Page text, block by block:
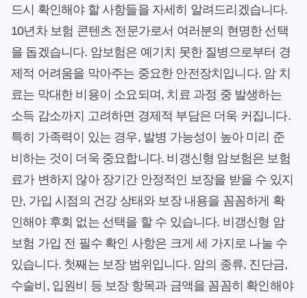
드시 확인해야 할 사항들을 자세히 알려드리겠습니다.
10년차 보험 콘텐츠 전문가로서 여러분의 현명한 선택
을 돕겠습니다. 암보험은 예기치 못한 질병으로부터 경
제적 어려움을 막아주는 중요한 안전장치입니다. 암 치
료는 막대한 비용이 소요되며, 치료 과정 중 발생하는
소득 감소까지 고려하면 경제적 부담은 더욱 커집니다.
특히 가족력이 있는 경우, 발병 가능성이 높아 미리 준
비하는 것이 더욱 중요합니다. 비갱신형 암보험은 보험
료가 변하지 않아 장기간 안정적인 보장을 받을 수 있지
만, 가입 시점의 건강 상태와 보장 내용을 꼼꼼하게 확
인해야 후회 없는 선택을 할 수 있습니다. 비갱신형 암
보험 가입 전 필수 확인 사항은 크게 세 가지로 나눌 수
있습니다. 첫째는 보장 범위입니다. 암의 종류, 진단금,
수술비, 입원비 등 보장 항목과 금액을 꼼꼼히 확인해야